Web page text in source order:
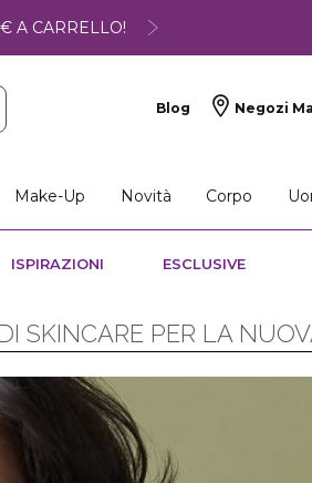
A CARRELLO!
Blog Negozi
Make-Up Novità Corpo
ISPIRAZIONI ESCLUSIVE
SKINCARE PER LA